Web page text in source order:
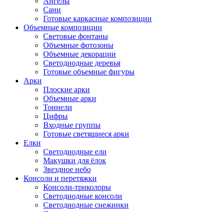
Сани
Готовые каркасные композиции
Объемные композиции
Световые фонтаны
Объемные фотозоны
Объемные декорации
Светодиодные деревья
Готовые объемные фигуры
Арки
Плоские арки
Объемные арки
Тоннели
Цифры
Входные группы
Готовые светящиеся арки
Елки
Светодиодные ели
Макушки для ёлок
Звездное небо
Консоли и перетяжки
Консоли-триколоры
Светодиодные консоли
Светодиодные снежинки